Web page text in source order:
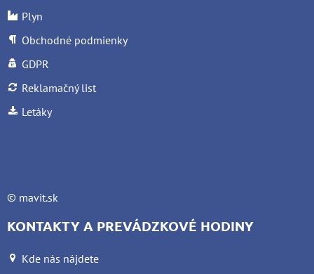
Plyn
Obchodné podmienky
GDPR
Reklamačný list
Letáky
© mavit.sk
KONTAKTY A PREVÁDZKOVÉ HODINY
Kde nás nájdete